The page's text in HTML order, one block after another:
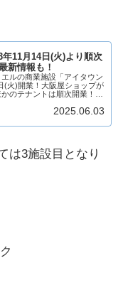
11月14日(火)より順次
新情報も！
ルの商業施設「アイタウン
(火)開業！大阪屋ショップが
のテナントは順次開業！ア
が出店！アイタウ...2025.06.03
は3施設目となり